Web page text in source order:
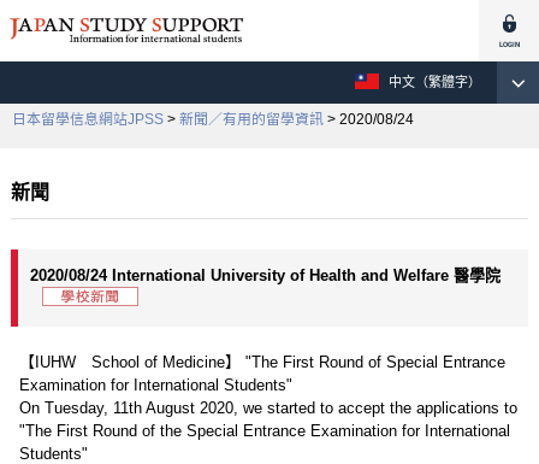
中文（繁體字）
日本留學信息網站JPSS > 新聞／有用的留學資訊 > 2020/08/24
新聞
2020/08/24 International University of Health and Welfare 醫學院
【IUHW School of Medicine】 "The First Round of Special Entrance
Examination for International Students"
On Tuesday, 11th August 2020, we started to accept the applications to
"The First Round of the Special Entrance Examination for International
Students"